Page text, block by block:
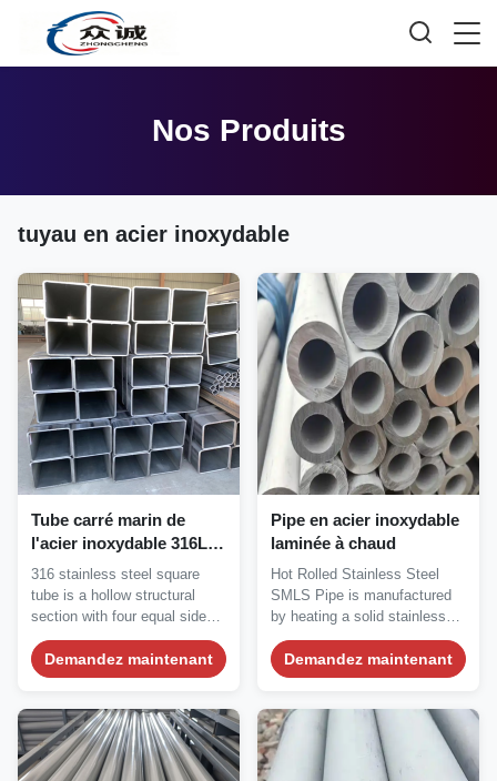
Nos Produits
tuyau en acier inoxydable
Tube carré marin de
l'acier inoxydable 316L
de la catégorie 316 pour
les applications côtières
d'eau salée
316 stainless steel square
tube is a hollow structural
section with four equal sides.
Grade 316...
Demandez maintenant
Pipe en acier inoxydable
laminée à chaud
Hot Rolled Stainless Steel
SMLS Pipe is manufactured
by heating a solid stainless
steel billet to...
Demandez maintenant